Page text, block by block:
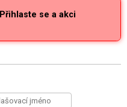
se a akci